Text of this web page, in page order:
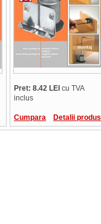
Pret: 8.42 LEI cu TVA
inclus
Cumpara Detalii produs